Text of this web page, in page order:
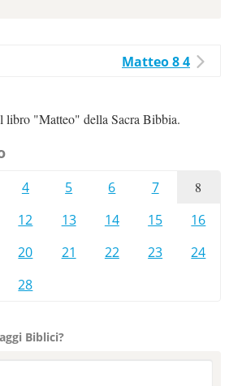
Matteo 8 4
libro "Matteo" della Sacra Bibbia.
4 5 6 7 8
12 13 14 15
16
20 21 22 23
24
28
Biblici?